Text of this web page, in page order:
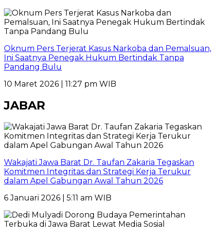
Oknum Pers Terjerat Kasus Narkoba dan Pemalsuan,
Ini Saatnya Penegak Hukum Bertindak Tanpa
Pandang Bulu
10 Maret 2026 | 11:27 pm WIB
JABAR
Wakajati Jawa Barat Dr. Taufan Zakaria Tegaskan
Komitmen Integritas dan Strategi Kerja Terukur
dalam Apel Gabungan Awal Tahun 2026
6 Januari 2026 | 5:11 am WIB